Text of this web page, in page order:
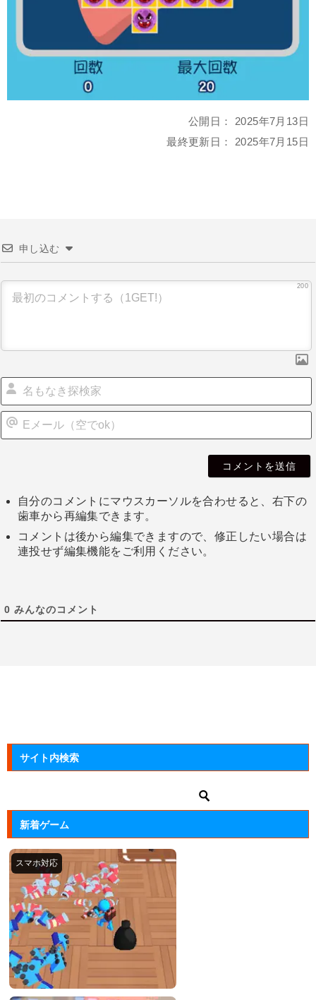
公開日： 2025年7月13日
最終更新日： 2025年7月15日
申し込む
200
自分のコメントにマウスカーソルを合わせると、右下の
歯車から再編集できます。
コメントは後から編集できますので、修正したい場合は
連投せず編集機能をご利用ください。
0 みんなのコメント
サイト内検索
新着ゲーム